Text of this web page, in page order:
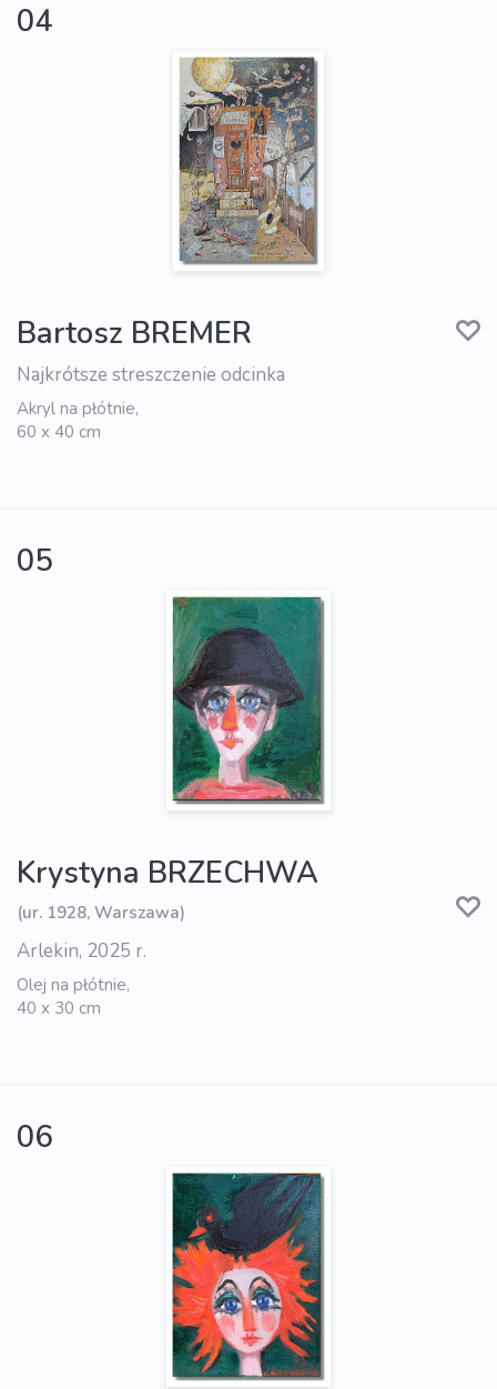
04
Bartosz BREMER
Najkrótsze streszczenie odcinka
Akryl na płótnie,
60 x 40 cm
05
Krystyna BRZECHWA
(ur. 1928, Warszawa)
Arlekin, 2025 r.
Olej na płótnie,
40 x 30 cm
06